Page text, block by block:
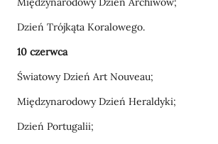
Dzień Trójkąta Koralowego.
10 czerwca
Światowy Dzień Art Nouveau;
Międzynarodowy Dzień Heraldyki;
Dzień Portugalii;